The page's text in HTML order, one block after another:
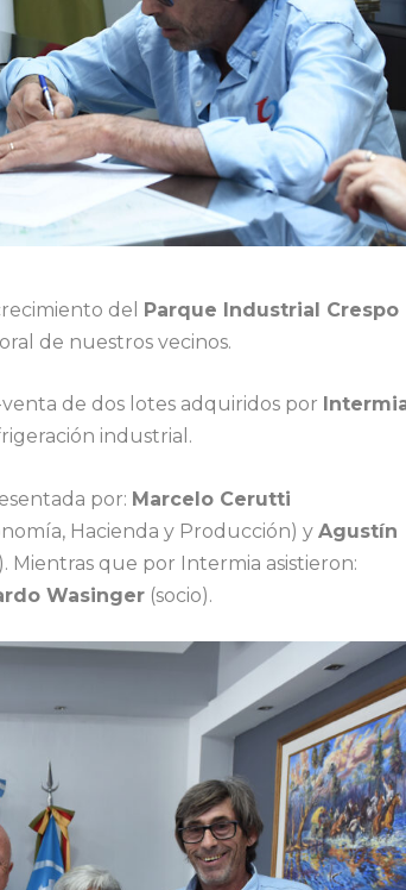
del Parque Industrial Crespo
de nuestros vecinos.
de dos lotes adquiridos por
industrial.
por: Marcelo Cerutti
Hacienda y Producción) yAgustín
que por Intermia asistieron:
Wasinger (socio).